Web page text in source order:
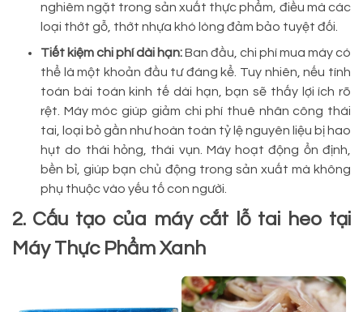
nghiêm ngặt trong sản xuất thực phẩm, điều mà các
loại thớt gỗ, thớt nhựa khó lòng đảm bảo tuyệt đối.
Tiết kiệm chi phí dài hạn:Ban đầu, chi phí mua máy có
thể là một khoản đầu tư đáng kể. Tuy nhiên, nếu tính
toán bài toán kinh tế dài hạn, bạn sẽ thấy lợi ích rõ
rệt. Máy móc giúp giảm chi phí thuê nhân công thái
tai, loại bỏ gần như hoàn toàn tỷ lệ nguyên liệu bị hao
hụt do thái hỏng, thái vụn. Máy hoạt động ổn định,
bền bỉ, giúp bạn chủ động trong sản xuất mà không
phụ thuộc vào yếu tố con người.
2. Cấu tạo của máy cắt lỗ tai heo tại
Máy Thực Phẩm Xanh